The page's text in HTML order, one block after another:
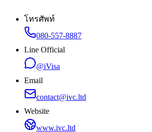
โทรศัพท์
080-557-8887
Line Official
@iVisa
Email
contact@ivc.ltd
Website
www.ivc.ltd